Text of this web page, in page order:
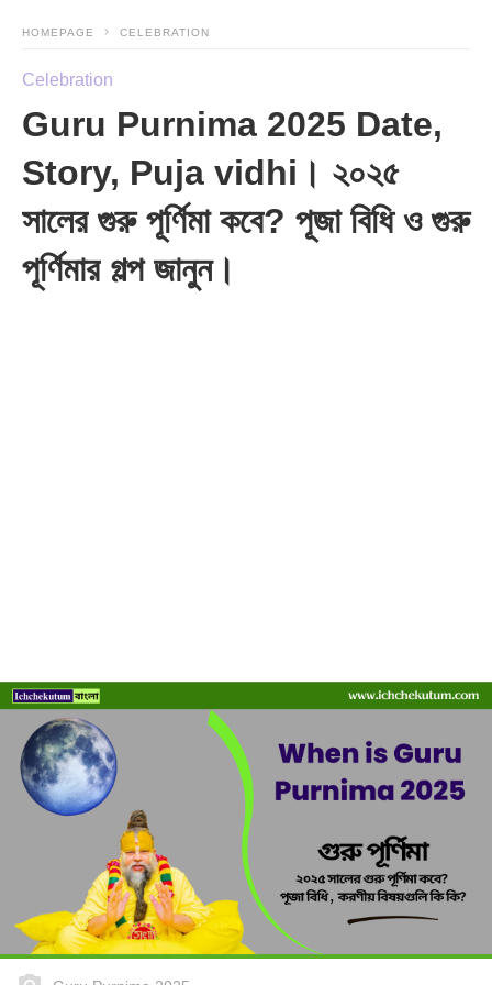
HOMEPAGE CELEBRATION
Celebration
Guru Purnima 2025 Date,
Story, Puja vidhi। ২০২৫
সালের গুরু পূর্ণিমা কবে? পূজা বিধি ও গুরু
পূর্ণিমার গল্প জানুন।